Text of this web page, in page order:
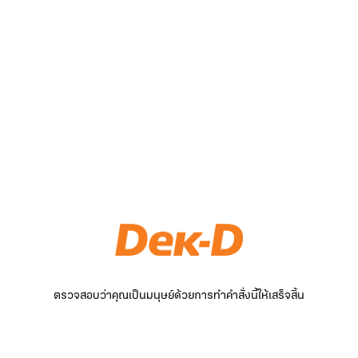
ตรวจสอบว่าคุณเป็นมนุษย์ด้วยการทำคำสั่งนี้ให้เสร็จสิ้น